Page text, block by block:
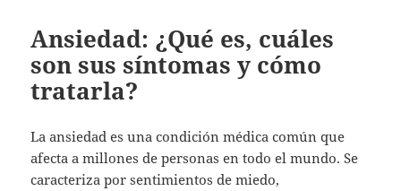
Ansiedad: ¿Qué es, cuáles
son sus síntomas y cómo
tratarla?
La ansiedad es una condición médica común que
afecta a millones de personas en todo el mundo. Se
caracteriza por sentimientos de miedo,